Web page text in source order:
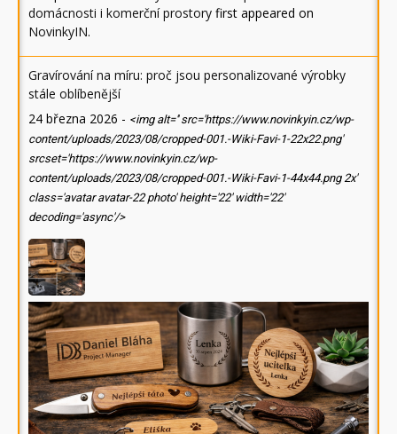
domácnosti i komerční prostory first appeared on
NovinkyIN.
Gravírování na míru: proč jsou personalizované výrobky
stále oblíbenější
24 března 2026 - <img alt='' src='https://www.novinkyin.cz/wp-
content/uploads/2023/08/cropped-001.-Wiki-Favi-1-22x22.png'
srcset='https://www.novinkyin.cz/wp-
content/uploads/2023/08/cropped-001.-Wiki-Favi-1-44x44.png 2x'
class='avatar avatar-22 photo' height='22' width='22'
decoding='async'/>